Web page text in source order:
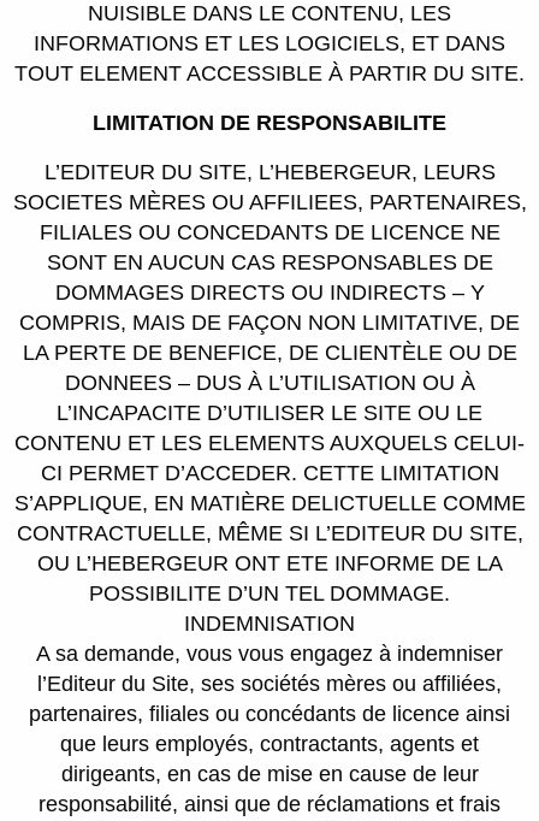
NUISIBLE DANS LE CONTENU, LES
INFORMATIONS ET LES LOGICIELS, ET DANS
TOUT ELEMENT ACCESSIBLE À PARTIR DU SITE.
LIMITATION DE RESPONSABILITE
L’EDITEUR DU SITE, L’HEBERGEUR, LEURS
SOCIETES MÈRES OU AFFILIEES, PARTENAIRES,
FILIALES OU CONCEDANTS DE LICENCE NE
SONT EN AUCUN CAS RESPONSABLES DE
DOMMAGES DIRECTS OU INDIRECTS – Y
COMPRIS, MAIS DE FAÇON NON LIMITATIVE, DE
LA PERTE DE BENEFICE, DE CLIENTÈLE OU DE
DONNEES – DUS À L’UTILISATION OU À
L’INCAPACITE D’UTILISER LE SITE OU LE
CONTENU ET LES ELEMENTS AUXQUELS CELUI-
CI PERMET D’ACCEDER. CETTE LIMITATION
S’APPLIQUE, EN MATIÈRE DELICTUELLE COMME
CONTRACTUELLE, MÊME SI L’EDITEUR DU SITE,
OU L’HEBERGEUR ONT ETE INFORME DE LA
POSSIBILITE D’UN TEL DOMMAGE.
INDEMNISATION
A sa demande, vous vous engagez à indemniser
l’Editeur du Site, ses sociétés mères ou affiliées,
partenaires, filiales ou concédants de licence ainsi
que leurs employés, contractants, agents et
dirigeants, en cas de mise en cause de leur
responsabilité, ainsi que de réclamations et frais